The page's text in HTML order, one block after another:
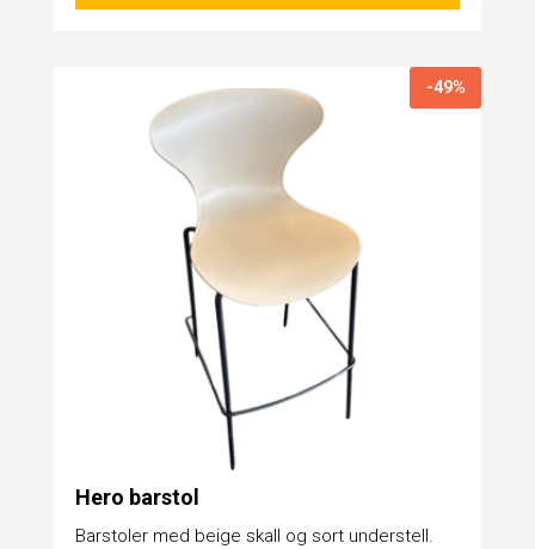
-49%
Hero barstol
Barstoler med beige skall og sort understell.